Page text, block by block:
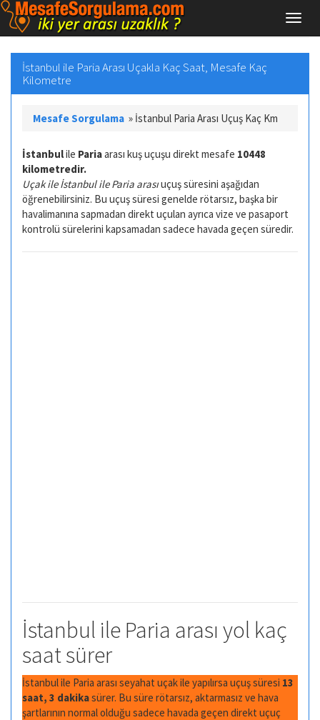
İstanbul ile Paria Arası Uçakla Kaç Saat, Mesafe Kaç
Kilometre
Mesafe Sorgulama » İstanbul Paria Arası Uçuş Kaç Km
İstanbulile Pariaarası kuş uçuşu direkt mesafe 10448
kilometredir.
Uçak ile İstanbul ile Paria arasıuçuş süresini aşağıdan
öğrenebilirsiniz. Bu uçuş süresi genelde rötarsız, başka bir
havalimanına sapmadan direkt uçulan ayrıca vize ve pasaport
kontrolü sürelerini kapsamadan sadece havada geçen süredir.
İstanbul ile Paria arası yol kaç
saat sürer
İstanbul ile Paria arası seyahat uçak ile yapılırsa uçuş süresi 13
saat, 3 dakikasürer. Bu süre rötarsız, aktarmasız ve hava
şartlarının normal olduğu sadece havada geçen direkt uçuç